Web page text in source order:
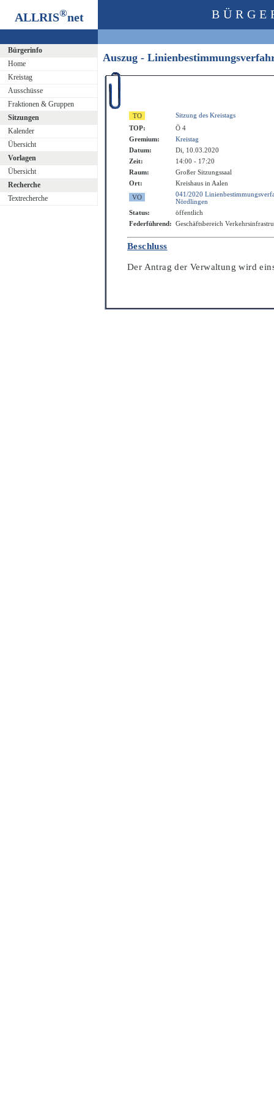
ALLRIS®net
Bürgerinfo
Home
Kreistag
Ausschüsse
Fraktionen & Gruppen
Sitzungen
Kalender
Übersicht
Vorlagen
Übersicht
Recherche
Textrecherche
Auszug -
Sitzung des Kreistags
TOP:
Ö 4
Gremium:
Kreistag
Datum:
Di, 10.03.2020
Zeit:
14:00 - 17:20
Raum:
Großer Sitzungssaal
Ort:
Kreishaus in Aalen
041/2020
Nördlingen
Status:
öffentlich
Federführend: Geschäftsbereich
Beschluss
Der Antrag der Verwaltung wird